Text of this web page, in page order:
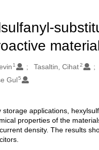
1 Tasaltin, Cihat2
Gul5
storage applications,
properties of the
density. The results